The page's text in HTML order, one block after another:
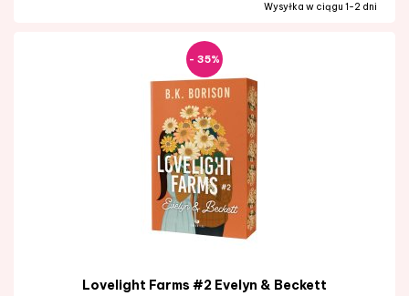
Wysyłka w ciągu 1-2 dni
- 35%
Lovelight Farms #2 Evelyn & Beckett